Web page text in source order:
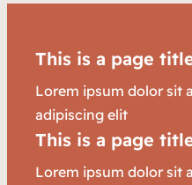
This is a page
Lorem ipsum dolor sit
adipiscing elit
This is a page
Lorem ipsum dolor sit